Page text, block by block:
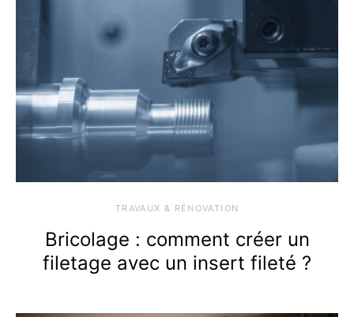
TRAVAUX & RÉNOVATION
Bricolage : comment créer un
filetage avec un insert fileté ?